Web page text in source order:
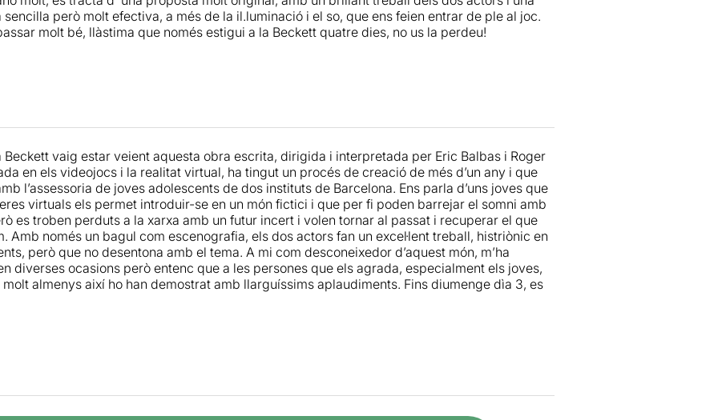
el contingut més ric de tot el conjunt. Potser no es tracta d’un exercici rodó però, com a
podem dir que conté troballes per les quals val la pena perdonar els fragments que
però molt efectiva, a més de la il.luminació i el so, que ens feien entrar de ple al joc.
molt bé, llàstima que només estigui a la Beckett quatre dies, no us la perdeu!
Beckett vaig estar veient aquesta obra escrita, dirigida i interpretada per Eric Balbas i Roger
en els videojocs i la realitat virtual, ha tingut un procés de creació de més d’un any i que
l’assessoria de joves adolescents de dos instituts de Barcelona. Ens parla d’uns joves que
virtuals els permet introduir-se en un món fictici i que per fi poden barrejar el somni amb
es troben perduts a la xarxa amb un futur incert i volen tornar al passat i recuperar el que
Amb només un bagul com escenografia, els dos actors fan un excel·lent treball, histriònic en
però que no desentona amb el tema. A mi com desconeixedor d’aquest món, m’ha
diverses ocasions però entenc que a les persones que els agrada, especialment els joves,
molt almenys així ho han demostrat amb llarguíssims aplaudiments. Fins diumenge dìa 3, es